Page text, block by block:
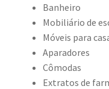
Banheiro
Mobiliário de
Móveis para
Aparadores
Cômodas
Extratos de